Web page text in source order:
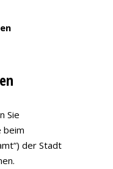
Sie
beim
der Stadt